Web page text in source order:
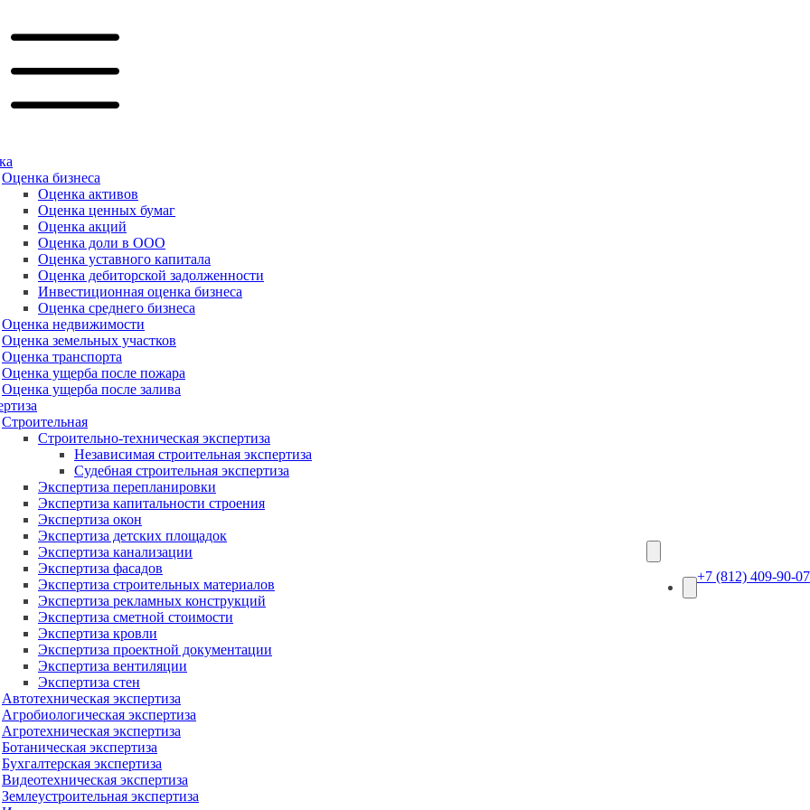
Оценка бизнеса
Оценка активов
Оценка ценных бумаг
Оценка акций
Оценка доли в ООО
Оценка уставного капитала
Оценка дебиторской задолженности
Инвестиционная оценка бизнеса
Оценка среднего бизнеса
Оценка недвижимости
Оценка земельных участков
Оценка транспорта
Оценка ущерба после пожара
Оценка ущерба после залива
Строительная
Строительно-техническая экспертиза
Независимая строительная экспертиза
Судебная строительная экспертиза
Экспертиза перепланировки
Экспертиза капитальности строения
Экспертиза окон
Экспертиза детских площадок
Экспертиза канализации
Экспертиза фасадов
Экспертиза строительных материалов
Экспертиза рекламных конструкций
Экспертиза сметной стоимости
Экспертиза кровли
Экспертиза проектной документации
Экспертиза вентиляции
Экспертиза стен
Автотехническая экспертиза
Агробиологическая экспертиза
Агротехническая экспертиза
Ботаническая экспертиза
Бухгалтерская экспертиза
Видеотехническая экспертиза
Землеустроительная экспертиза
+7 (812) 409-90-07